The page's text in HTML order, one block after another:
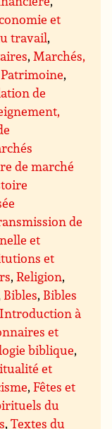
et
travail,
, Marchés,
,
de
de marché
de
et
et
,Religion,
Bibles, Bibles
Introduction à
et
biblique,
et
,Fêtes et
du
,Textes du